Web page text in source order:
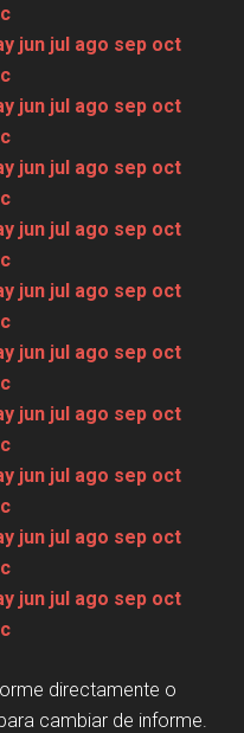
jun jul ago sep oct
jun jul ago sep oct
jun jul ago sep oct
jun jul ago sep oct
jun jul ago sep oct
jun jul ago sep oct
jun jul ago sep oct
jun jul ago sep oct
jun jul ago sep oct
jun jul ago sep oct
directamente o
cambiar de informe.